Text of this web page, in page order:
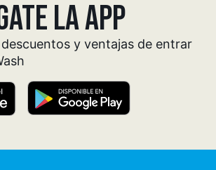
LA APP
y ventajas de entrar